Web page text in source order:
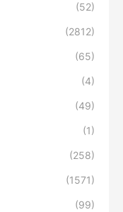
(52)
(2812)
(65)
(4)
(49)
(1)
(258)
(1571)
(99)